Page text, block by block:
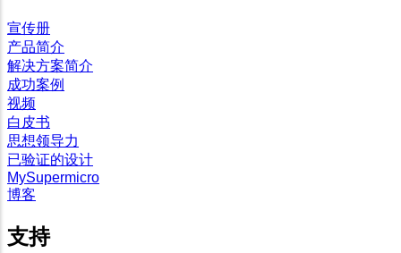
宣传册
产品简介
解决方案简介
成功案例
视频
白皮书
思想领导力
已验证的设计
MySupermicro
博客
支持